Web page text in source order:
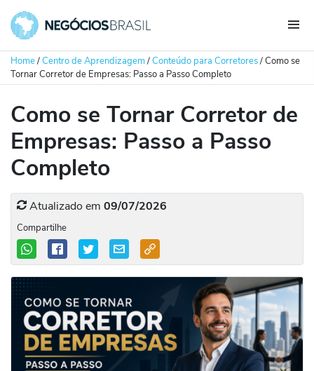
Home/Centro de Aprendizagem/Conteúdo para Corretores/Como se
Tornar Corretor de Empresas: Passo a Passo Completo
Como se Tornar Corretor de
Empresas: Passo a Passo
Completo
Atualizado em 09/07/2026
Compartilhe